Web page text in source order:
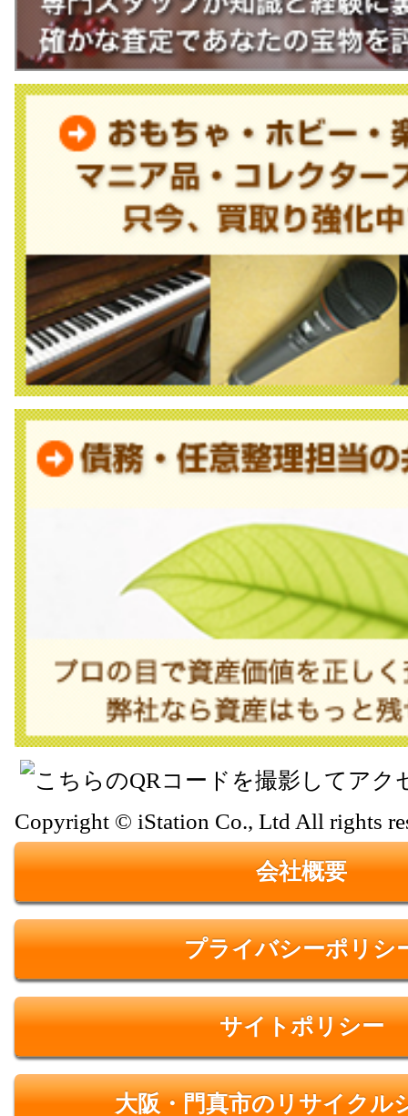
Copyright © iStation Co., Ltd All rights
会社概要
プライバシーポリシ
サイトポリシー
大阪・門真市のリサイクル